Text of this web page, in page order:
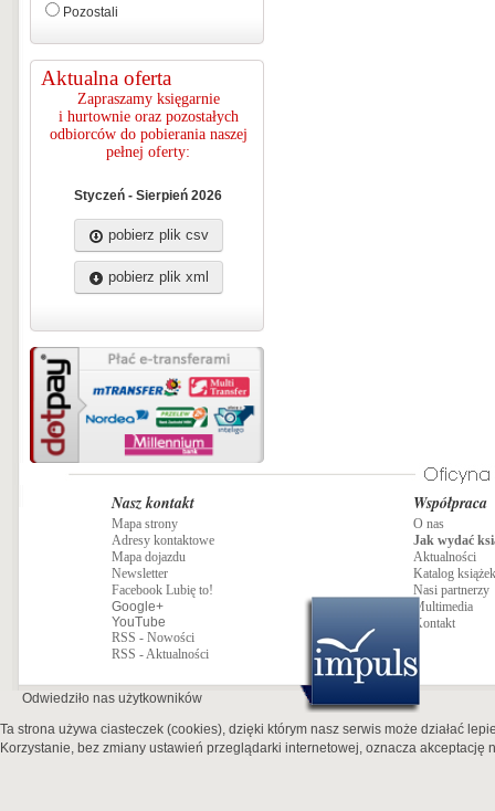
Pozostali
Aktualna oferta
Zapraszamy księgarnie
i hurtownie oraz pozostałych
odbiorców do pobierania naszej
pełnej oferty:
Styczeń - Sierpień 2026
pobierz plik csv
pobierz plik xml
Nasz kontakt
Mapa strony
Adresy kontaktowe
Mapa dojazdu
Newsletter
Facebook Lubię to!
Google+
YouTube
RSS - Nowości
RSS - Aktualności
Współpraca
O nas
Jak wydać
Aktualności
Katalog książek
Nasi partnerzy
Multimedia
Kontakt
Odwiedziło nas użytkowników
Ta strona używa ciasteczek (cookies), dzięki którym nasz serwis może działać
Korzystanie, bez zmiany ustawień przeglądarki internetowej, oznacza akceptację